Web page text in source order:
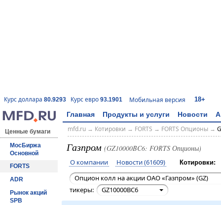
Курс доллара 80.9293 Курс евро 93.1901 Мобильная версия 18+
Главная Продукты и услуги Новости
Ценные бумаги
МосБиржа
Основной
FORTS
ADR
Рынок акций
SPB
mfd.ru→ Котировки → FORTS → FORTS Опционы→
Газпром (GZ10000BC6: FORTS Опционы)
О компании Новости (61609) Котировки:
Опцион колл на акции ОАО «Газпром» (GZ)
тикеры:
GZ10000BC6